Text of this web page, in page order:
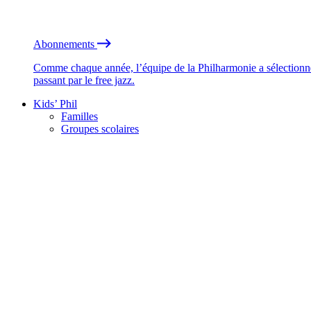
Abonnements
Comme chaque année, l’équipe de la Philharmonie a
passant par le free jazz.
Kids’ Phil
Familles
Groupes scolaires